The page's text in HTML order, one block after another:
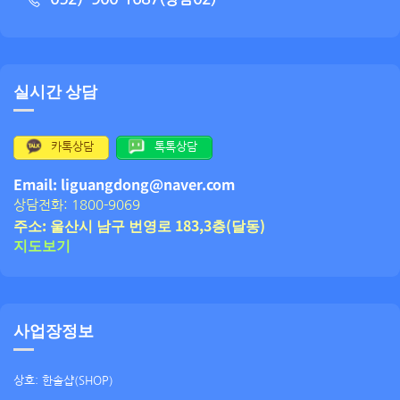
실시간 상담
카톡상담 톡톡상담
Email: liguangdong@naver.com
상담전화: 1800-9069
주소: 울산시 남구 번영로 183,3층(달동)
지도보기
사업장정보
상호: 한솔샵(SHOP)